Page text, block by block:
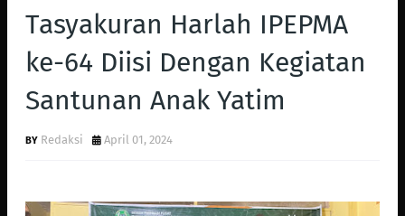
Tasyakuran Harlah IPEPMA
ke-64 Diisi Dengan Kegiatan
Santunan Anak Yatim
Redaksi April 01, 2024